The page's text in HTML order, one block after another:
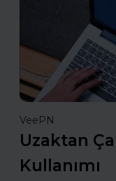
VeePN
Uzaktan
Kullanımı